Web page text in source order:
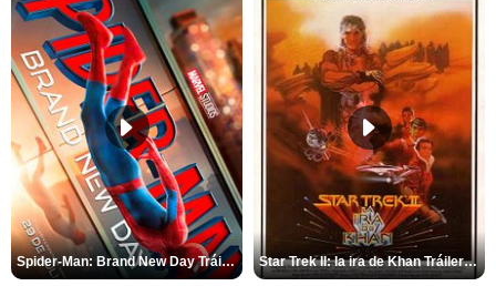
Spider-Man: Brand New Day Tráiler (3) Star Trek II: la ira de Khan Tráiler VO